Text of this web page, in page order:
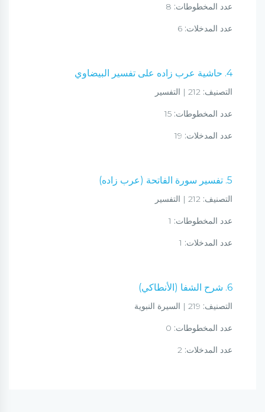
عدد المخطوطات:
عدد المدخلات:
4. حاشية عرب زاده على تفسير البيضاوي
التصنيف:
عدد المخطوطات:
عدد المدخلات:
5. تفسير سورة الفاتحة (عرب زاده)
التصنيف:
عدد المخطوطات:
عدد المدخلات:
6. شرح الشفا (الأنطاكي)
التصنيف:
عدد المخطوطات:
عدد المدخلات: